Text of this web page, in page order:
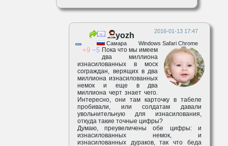
2016-01-13 17:47
Windows Safari Chrome
Самара
9 5
yozh
Пока что мы имеем
два миллиона
изнасилованных в моск
сограждан, верящих в два
миллиона изнасилованных
немок и еще в два
миллиона черт знает чего.
Интересно, они там карточку в табеле
пробивали, или солдатам давали
увольнительную для изнасилования,
откуда такие точные цифры?
Думаю, преувеличены обе цифры: и
изнасилованных немок, и
изнасилованных дураков, так что беда